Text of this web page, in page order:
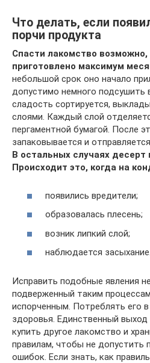
Что делать, если
порчи продукта
Спасти лакомство
приготовлено максимум
небольшой срок оно начало
допустимо немного подсушить
сладость сортируется,
слоями. Каждый слой
пергаментной бумагой. После
запаковывается и
В остальных случаях
Происходит это, когда на
появились вредители;
образовалась плесень;
возник липкий слой;
наблюдается засыхание.
Исправить подобные явления
подверженный таким
испорченным. Потреблять его
здоровья. Единственный выход
купить другое лакомство и
правилам, чтобы не допустить
ошибок. Если знать, как